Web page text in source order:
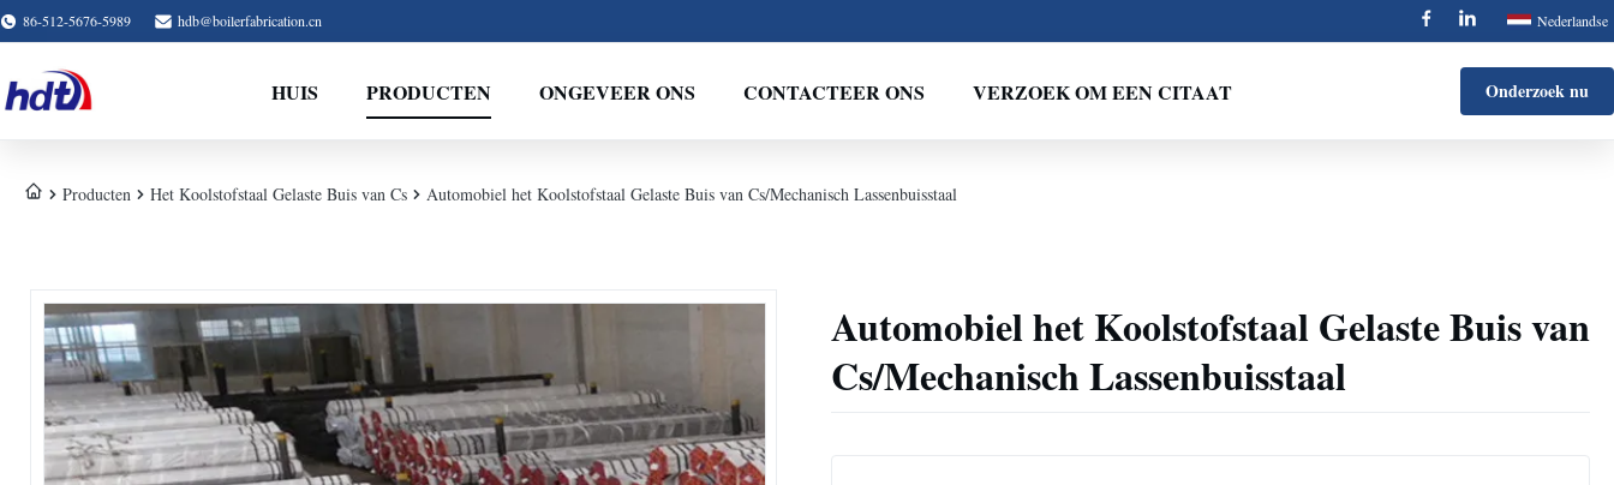
86-512-5676-5989 hdb@boilerfabrication.cn Nederlandse
HUIS PRODUCTEN ONGEVEER ONS CONTACTEER ONS VERZOEK OM EEN CITAAT Onderzoek nu
Producten Het Koolstofstaal Gelaste Buis van Cs Automobiel het Koolstofstaal Gelaste Buis van Cs/Mechanisch Lassenbuisstaal
Automobiel het Koolstofstaal Gelaste Buis van
Cs/Mechanisch Lassenbuisstaal